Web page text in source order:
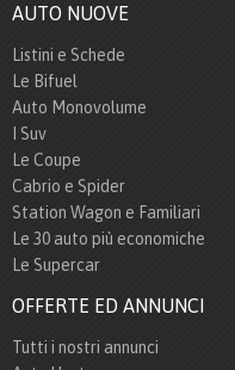
AUTO NUOVE
Listini e Schede
Le Bifuel
Auto Monovolume
I Suv
Le Coupe
Cabrio e Spider
Station Wagon e Familiari
Le 30 auto più economiche
Le Supercar
OFFERTE ED ANNUNCI
Tutti i nostri annunci